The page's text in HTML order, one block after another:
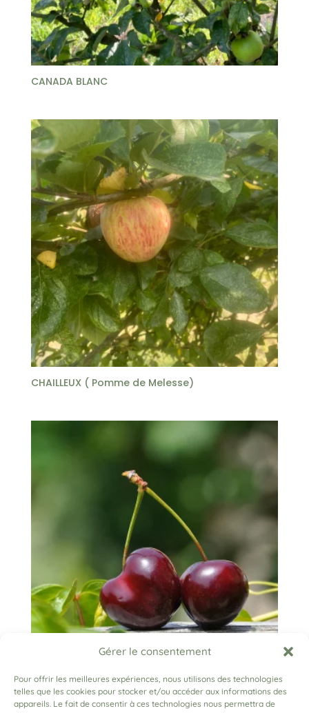
Gérer le consentement
Pour offrir les meilleures expériences, nous utilisons des technologies
telles que les cookies pour stocker et/ou accéder aux informations des
appareils. Le fait de consentir à ces technologies nous permettra de
CANADA BLANC
CHAILLEUX ( Pomme de Melesse)
CŒUR DE PIGEON